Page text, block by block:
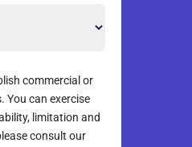
commercial or
You can exercise
limitation and
consult our